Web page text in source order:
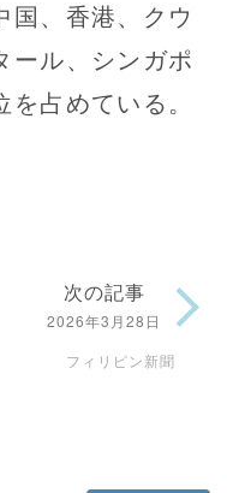
国、香港、クウ
ール、シンガポ
占めている。
次の記事
2026年3月28日
フィリピン新聞